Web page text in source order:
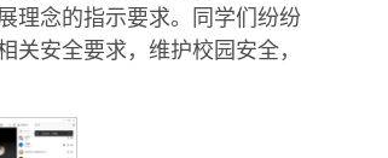
理念的指示要求。同学们纷纷
安全要求，维护校园安全，